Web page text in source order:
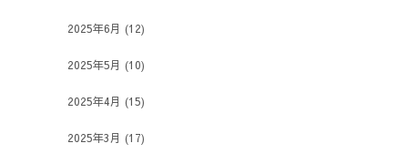
2025年6月 (12)
2025年5月 (10)
2025年4月 (15)
2025年3月 (17)